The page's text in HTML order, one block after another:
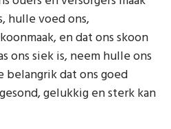
hulle voed ons,
en dat ons skoon
ons siek is, neem hulle ons
belangrik dat ons goed
gelukkig en sterk kan